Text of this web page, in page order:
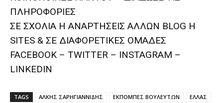
ΠΛΗΡΟΦΟΡΙΕΣ
ΣΕ ΣΧΟΛΙΑ H ΑΝAΡΤΗΣΕΙΣ ΑΛΛΩΝ BLOG H
SITES & ΣΕ ΔΙΑΦΟΡΕTIKEΣ ΟΜΑΔΕΣ
FACEBOOK – TWITTER – INSTAGRAM –
LINKEDIN
TAGS ΑΛΚΗΣ ΣΑΡΗΓΙΑΝΝΙΔΗΣ ΕΚΠΟΜΠΕΣ ΒΟΥΛΕΥΤΩΝ ΕΛΛΑΣ